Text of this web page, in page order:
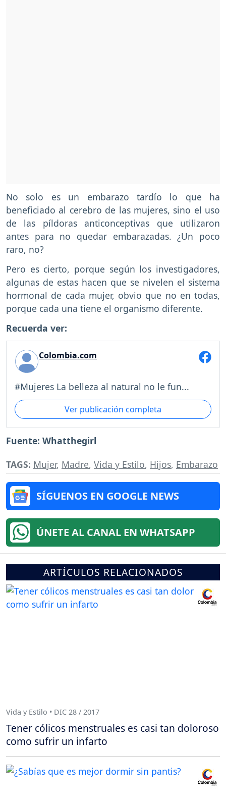
No solo es un embarazo tardío lo que ha
beneficiado al cerebro de las mujeres, sino el uso
de las píldoras anticonceptivas que utilizaron
antes para no quedar embarazadas. ¿Un poco
raro, no?
Pero es cierto, porque según los investigadores,
algunas de estas hacen que se nivelen el sistema
hormonal de cada mujer, obvio que no en todas,
porque cada una tiene el organismo diferente.
Recuerda ver:
Colombia.com
#Mujeres La belleza al natural no le fun...
Ver publicación completa
Fuente: Whatthegirl
TAGS: Mujer, Madre, Vida y Estilo, Hijos, Embarazo
SÍGUENOS EN GOOGLE NEWS
ÚNETE AL CANAL EN WHATSAPP
ARTÍCULOS RELACIONADOS
Vida y Estilo • DIC 28 / 2017
Tener cólicos menstruales es casi tan doloroso
como sufrir un infarto